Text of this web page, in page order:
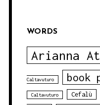
WORDS
Arianna
Caltavuturo book
Caltavuturo Cefalù